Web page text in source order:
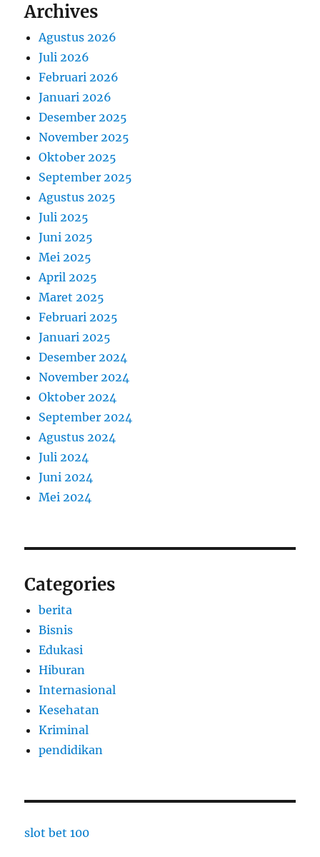
Archives
Agustus 2026
Juli 2026
Februari 2026
Januari 2026
Desember 2025
November 2025
Oktober 2025
September 2025
Agustus 2025
Juli 2025
Juni 2025
Mei 2025
April 2025
Maret 2025
Februari 2025
Januari 2025
Desember 2024
November 2024
Oktober 2024
September 2024
Agustus 2024
Juli 2024
Juni 2024
Mei 2024
Categories
berita
Bisnis
Edukasi
Hiburan
Internasional
Kesehatan
Kriminal
pendidikan
slot bet 100